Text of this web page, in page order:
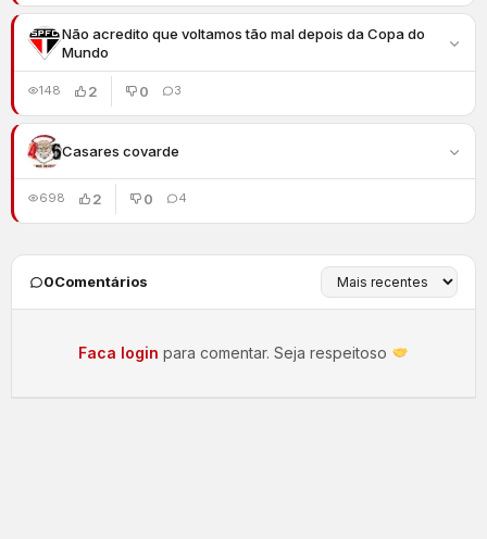
Não acredito que voltamos tão mal depois da Copa do
Mundo
148 2 0 3
Casares covarde
698 2 0 4
0Comentários
Faca login para comentar. Seja respeitoso